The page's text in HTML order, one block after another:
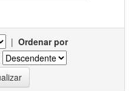
| Ordenar por